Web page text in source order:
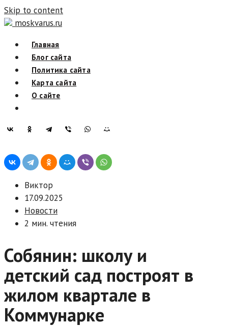
Skip to content
moskvarus.ru
Главная
Блог сайта
Политика сайта
Карта сайта
О сайте
Виктор
17.09.2025
Новости
2 мин. чтения
Собянин: школу и
детский сад построят в
жилом квартале в
Коммунарке